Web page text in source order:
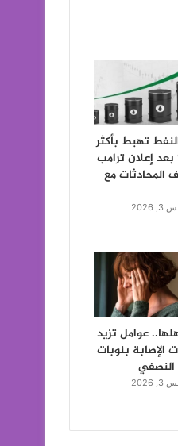
تهبط بأكثر
6% بعد إعلان ترامب
المحادثات مع
عوامل تزيد
الإصابة بنوبات
النصفي